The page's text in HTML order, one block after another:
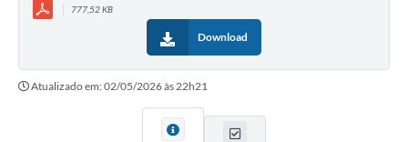
777,52 KB
Download
Atualizado em: 02/05/2026 às 22h21